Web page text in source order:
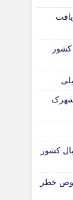
کشور
شهرک
زیر ۱۶ سال فوتبال کشور
خطر